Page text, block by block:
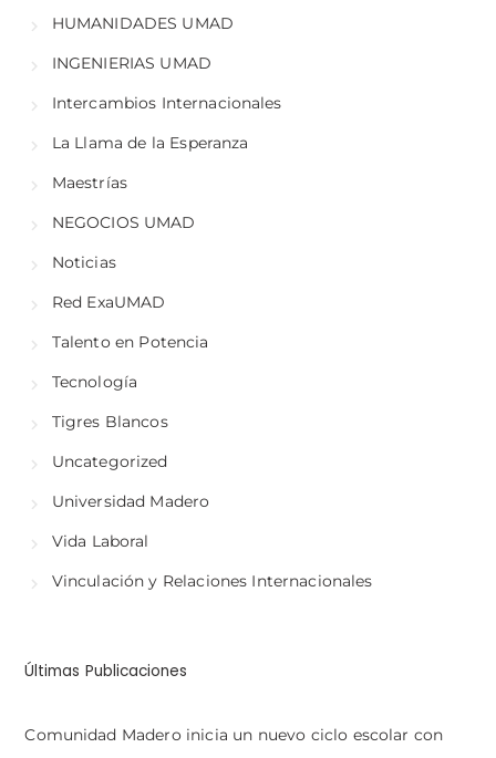
HUMANIDADES UMAD
INGENIERIAS UMAD
Intercambios Internacionales
La Llama de la Esperanza
Maestrías
NEGOCIOS UMAD
Noticias
Red ExaUMAD
Talento en Potencia
Tecnología
Tigres Blancos
Uncategorized
Universidad Madero
Vida Laboral
Vinculación y Relaciones Internacionales
Últimas Publicaciones
Comunidad Madero inicia un nuevo ciclo escolar con